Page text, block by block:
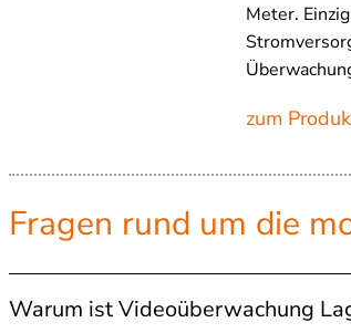
Meter.
zum
Fragen rund um die
Warum ist Videoüberwachung